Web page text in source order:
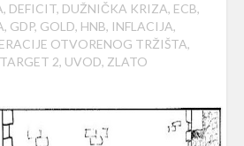
, DEFICIT, DUŽNIČKA KRIZA, ECB,
, GDP, GOLD, HNB, INFLACIJA,
OTVORENOG TRŽIŠTA,
TARGET 2, UVOD, ZLATO